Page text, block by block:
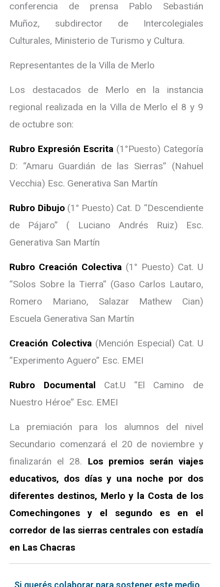
conferencia de prensa Pablo Sebastián
Muñoz, subdirector de Intercolegiales
Culturales, Ministerio de Turismo y Cultura.
Representantes de la Villa de Merlo
Los destacados de Merlo en la instancia
regional realizada en la Villa de Merlo el 8 y 9
de octubre son:
Rubro Expresión Escrita (1°Puesto) Categoría
D: “Amaru Guardián de las Sierras” (Nahuel
Vecchia) Esc. Generativa San Martín
Rubro Dibujo(1° Puesto) Cat. D “Descendiente
de Pájaro” ( Luciano Andrés Ruiz) Esc.
Generativa San Martín
Rubro Creación Colectiva (1° Puesto) Cat. U
“Solos Sobre la Tierra” (Gaso Carlos Lautaro,
Romero Mariano, Salazar Mathew Cian)
Escuela Generativa San Martín
Creación Colectiva (Mención Especial) Cat. U
“Experimento Aguero” Esc. EMEI
Rubro Documental Cat.U “El Camino de
Nuestro Héroe” Esc. EMEI
La premiación para los alumnos del nivel
Secundario comenzará el 20 de noviembre y
finalizarán el 28. Los premios serán viajes
educativos, dos días y una noche por dos
diferentes destinos, Merlo y la Costa de los
Comechingones y el segundo es en el
corredor de las sierras centrales con estadía
en Las Chacras
Si querés colaborar para sostener este medio